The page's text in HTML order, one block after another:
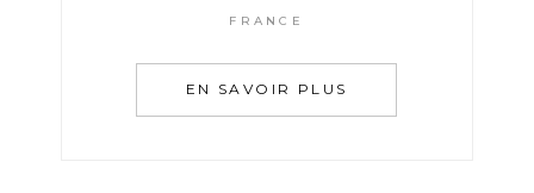
FRANCE
EN SAVOIR PLUS